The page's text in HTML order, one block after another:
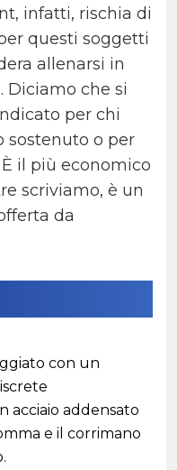
infatti, rischia di
questi soggetti
allenarsi in
Diciamo che si
per chi
sostenuto o per
il più economico
scriviamo, è un
da
con un
acciaio addensato
e il corrimano